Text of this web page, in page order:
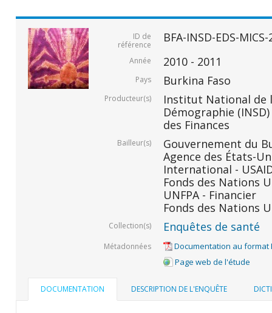
ID de
référence
BFA-INSD-EDS-
Année 2010 - 2011
Pays Burkina Faso
Producteur(s)
Institut National de
Démographie
des Finances
Bailleur(s)
Gouvernement du
Agence des États-
International -
Fonds des Nations
UNFPA - Financier
Fonds des Nations
Collection(s) Enquêtes de santé
Métadonnées
Documentation au format
Page web de l'étude
DOCUMENTATION DESCRIPTION DE L'ENQUÊTE